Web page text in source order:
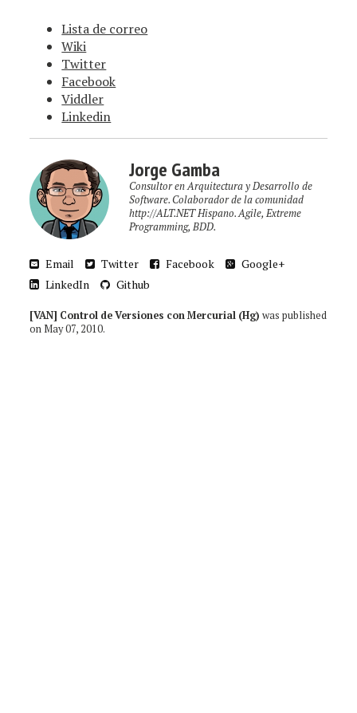
Lista de correo
Wiki
Twitter
Facebook
Viddler
Linkedin
Jorge Gamba
Consultor en Arquitectura y Desarrollo de
Software. Colaborador de la comunidad
http://ALT.NET Hispano. Agile, Extreme
Programming, BDD.
Email Twitter Facebook
Google+
LinkedIn
Github
[VAN] Control de Versiones con Mercurial (Hg) was published
on May 07, 2010.